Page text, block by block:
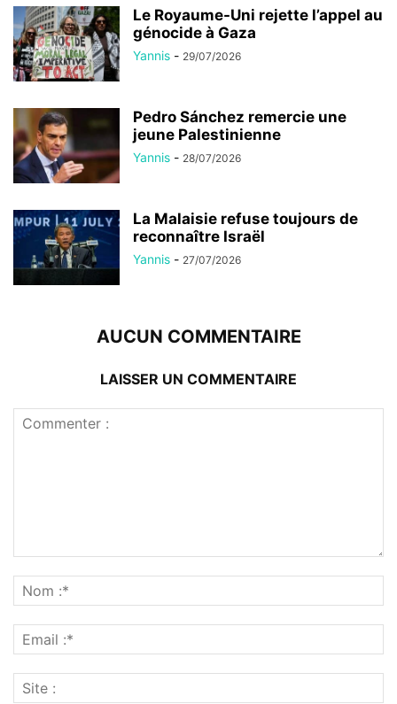
Le Royaume-Uni rejette l’appel au
génocide à Gaza
Yannis - 29/07/2026
Pedro Sánchez remercie une
jeune Palestinienne
Yannis - 28/07/2026
La Malaisie refuse toujours de
reconnaître Israël
Yannis - 27/07/2026
AUCUN COMMENTAIRE
LAISSER UN COMMENTAIRE